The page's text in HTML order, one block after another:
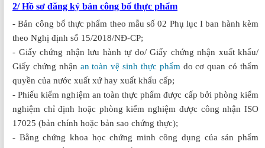
2/ Hồ sơ đăng ký bản công bố thực phẩm
- Bản công bố thực phẩm theo mẫu số 02 Phụ lục I ban hành kèm
theo Nghị định số 15/2018/NĐ-CP;
- Giấy chứng nhận lưu hành tự do/ Giấy chứng nhận xuất khẩu/
Giấy chứng nhận an toàn vệ sinh thực phẩmdo cơ quan có thẩm
quyền của nước xuất xứ hay xuất khẩu cấp;
- Phiếu kiểm nghiệm an toàn thực phẩm được cấp bởi phòng kiểm
nghiệm chỉ định hoặc phòng kiểm nghiệm được công nhận ISO
17025 (bản chính hoặc bản sao chứng thực);
- Bằng chứng khoa học chứng minh công dụng của sản phẩm